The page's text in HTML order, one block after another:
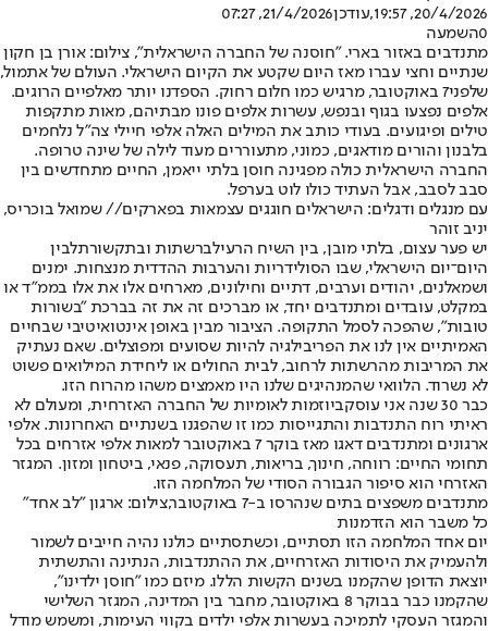
20/4/2026, 19:57
,עודכן21/4/2026, 07:27
0השמעה
מתנדבים באזור בארי. "חוסנה של החברה הישראלית", צילום: אורן בן חקון
שנתיים וחצי עברו מאז היום שקטע את הקיום הישראלי. העולם של אתמול,
שלפני7 באוקטובר
, מרגיש כמו חלום רחוק. הספדנו יותר מאלפיים הרוגים.
אלפים נפצעו בגוף ובנפש, עשרות אלפים פונו מבתיהם, מאות מתקפות
טילים ופיגועים. בעודי כותב את המילים האלה אלפי חיילי צה"ל נלחמים
בלבנון והורים מודאגים, כמוני, מתעוררים מעוד לילה של שינה טרופה.
החברה הישראלית כולה מפגינה חוסן בלתי ייאמן, החיים מתחדשים בין
סבב לסבב, אבל העתיד כולו לוט בערפל.
עם מנגלים ודגלים: הישראלים חוגגים עצמאות בפארקים// שמואל בוכריס,
יניב זוהר
יש פער עצום, בלתי מובן, בין השיח הרעילברשתות ובתקשורתלבין
היום־יום הישראלי, שבו הסולידריות והערבות ההדדית מנצחות. ימנים
ושמאלנים, יהודים וערבים, דתיים וחילונים, מארחים אלו את אלו בממ"ד או
במקלט, עובדים ומתנדבים יחד, או מברכים זה את זה בברכת "בשורות
טובות", שהפכה לסמל התקופה. הציבור מבין באופן אינטואיטיבי שבחיים
האמיתיים אין לנו את הפריבילגיה להיות שסועים ומפוצלים. שאם נעתיק
את המריבות מהרשתות לרחוב, לבית החולים או ליחידת המילואים פשוט
לא נשרוד. הלוואי שהמנהיגים שלנו היו מאמצים משהו מהרוח הזו.
כבר 30 שנה אני עוסק
ביוזמות לאומיות של החברה האזרחית, ומעולם לא
ראיתי רוח התנדבות והתגייסות כמו זו שהפגנו בשנתיים האחרונות. אלפי
ארגונים ומתנדבים דאגו מאז בוקר 7 באוקטובר למאות אלפי אזרחים בכל
תחומי החיים: רווחה, חינוך, בריאות, תעסוקה, פנאי, ביטחון ומזון. המגזר
האזרחי הוא סיפור הגבורה הסודי של המלחמה הזו.
מתנדבים משפצים בתים שנהרסו ב-7 באוקטובר,צילום: ארגון "לב אחד"
כל משבר הוא הזדמנות
יום אחד המלחמה הזו תסתיים, וכשתסתיים כולנו נהיה חייבים לשמור
ולהעמיק את היסודות האזרחיים, את ההתנדבות, הנתינה והתשתית
יוצאת הדופן שהקמנו בשנים הקשות הללו. מיזם כמו "חוסן ילדינו",
שהקמנו כבר בבוקר 8 באוקטובר, מחבר בין המדינה, המגזר השלישי
והמגזר העסקי לתמיכה בעשרות אלפי ילדים בקווי העימות, ומשמש מודל